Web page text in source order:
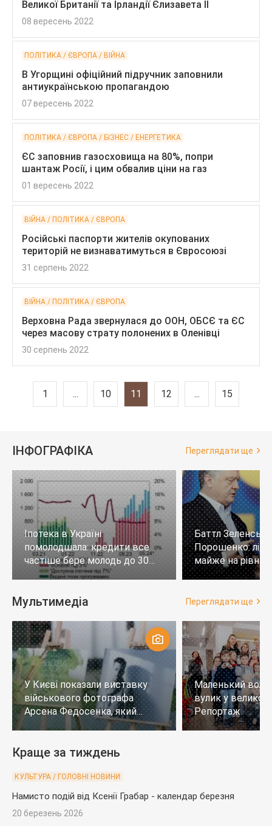
Великої Британії та Ірландії Єлизавета II
08 вересень 2022
ПОЛІТИКА / ЄВРОПА / ВІЙНА
В Угорщині офіційний підручник заповнили
антиукраїнською пропагандою
07 вересень 2022
ПОЛІТИКА / ЄВРОПА / БІЗНЕС / ЕНЕРГЕТИКА
ЄС заповнив газосховища на 80%, попри
шантаж Росії, і цим обвалив ціни на газ
01 вересень 2022
ВІЙНА / ПОЛІТИКА / ЄВРОПА
Російські паспорти жителів окупованих
територій не визнаватимуться в Євросоюзі
31 серпень 2022
ВІЙНА / ПОЛІТИКА / ЄВРОПА
Верховна Рада звернулася до ООН, ОБСЄ та ЄС
через масову страту полонених в Оленівці
30 серпень 2022
1 ... 10 11 12 ... 15
ІНФОГРАФІКА Переглядати ще
Іпотека в Україні
помолодшала: кредити все
частіше бере молодь до 30
років
Баттл
Порошенко:
майже на
тих, хто не
Мультимедіа Переглядати ще
У Києві показали виставку
військового фотографа
Арсена Федосенка, який
загинув на війні
Маленький
вулик у
Репортаж
Краще за тиждень
КУЛЬТУРА / ГОЛОВНІ НОВИНИ
Намисто подій від Ксенії Грабар - календар березня
20 березень 2026